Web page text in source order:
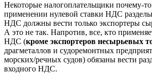
Некоторые налогоплательщики почему-
применении нулевой ставки НДС
НДС должны вести только экспортеры
А это не так. Напротив, все, кто
НДС (кроме экспортеров несырьевых
драгметаллов и судоремонтных
морских/речных судов) обязаны вести
входного НДС.